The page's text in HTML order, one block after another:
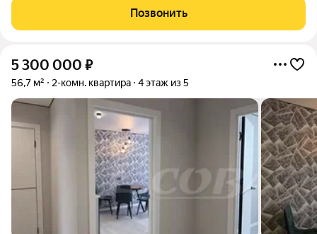
peмoнт. При необходимости есть возможность оставить
мебель. Звоните, покажу в удобное для
Позвонить
5 300 000 ₽
56,7 м² 2-комн. квартира 4 этаж из 5